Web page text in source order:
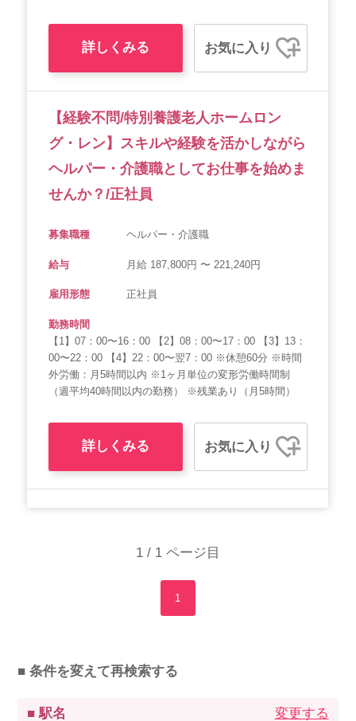
詳しくみる お気に入り
【経験不問/特別養護老人ホームロン
グ・レン】スキルや経験を活かしながら
ヘルパー・介護職としてお仕事を始めま
せんか？/正社員
募集職種 ヘルパー・介護職
給与 月給 187,800円 〜 221,240円
雇用形態 正社員
勤務時間
【1】07：00〜16：00 【2】08：00〜17：00 【3】13：
00〜22：00 【4】22：00〜翌7：00 ※休憩60分 ※時間
外労働：月5時間以内 ※1ヶ月単位の変形労働時間制
（週平均40時間以内の勤務） ※残業あり（月5時間）
詳しくみる お気に入り
1 / 1 ページ目
1
■ 条件を変えて再検索する
■ 駅名
変更する